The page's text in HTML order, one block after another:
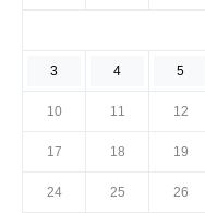
3 4 5
10 11 12
17 18 19
24 25 26